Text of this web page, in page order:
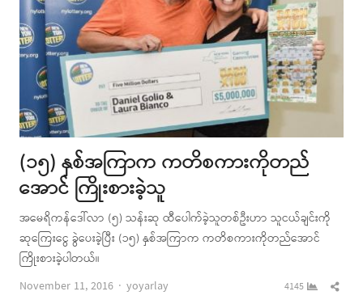
(၁၅) နှစ်အကြာက ကတိစကားကိုတည်
အောင် ကြိုးစားခဲ့သူ
အမေရိကန်ဒေါ်လာ (၅) သန်းဆု ထီပေါက်ခဲ့သူတစ်ဦးဟာ သူငယ်ချင်းကို
ဆုကြေးငွေ ခွဲပေးခဲ့ပြီး (၁၅) နှစ်အကြာက ကတိစကားကိုတည်အောင်
ကြိုးစားခဲ့ပါတယ်။
November 11, 2016
Author
yoyarlay 4145